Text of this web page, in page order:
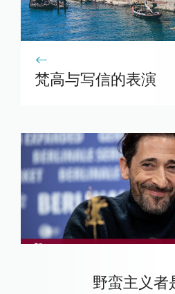
梵高与写信的表演
野蛮主义者